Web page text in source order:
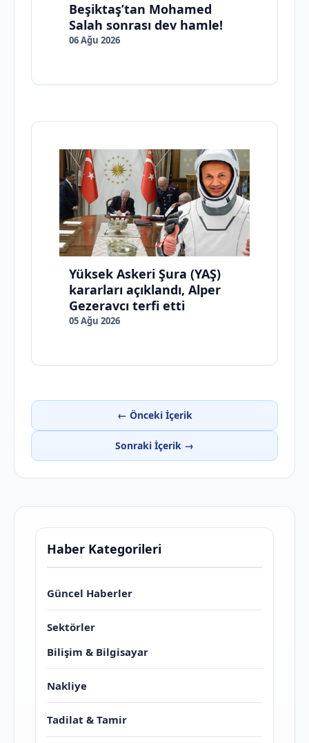
Beşiktaş’tan Mohamed
Salah sonrası dev hamle!
06 Ağu 2026
Yüksek Askeri Şura (YAŞ)
kararları açıklandı, Alper
Gezeravcı terfi etti
05 Ağu 2026
← Önceki İçerik
Sonraki İçerik →
Haber Kategorileri
Güncel Haberler
Sektörler
Bilişim & Bilgisayar
Nakliye
Tadilat & Tamir